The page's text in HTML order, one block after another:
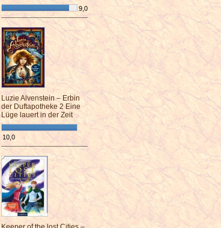
9,0
¯¯¯¯¯¯¯¯¯¯¯¯¯¯¯¯¯¯¯¯¯¯¯¯
Luzie Alvenstein – Erbin
der Duftapotheke 2 Eine
Lüge lauert in der Zeit
10,0
¯¯¯¯¯¯¯¯¯¯¯¯¯¯¯¯¯¯¯¯¯¯¯¯